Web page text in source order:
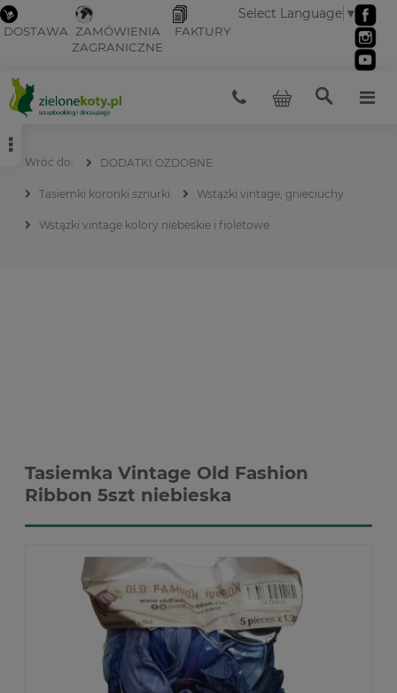
DOSTAWA ZAMÓWIENIA
ZAGRANICZNE
FAKTURY
Select Language ▼
DODATKI OZDOBNE
Tasiemki koronki sznurki Wstążki vintage, gnieciuchy
Wstązki vintage kolory niebeskie i fioletowe
Tasiemka Vintage Old Fashion
Ribbon 5szt niebieska